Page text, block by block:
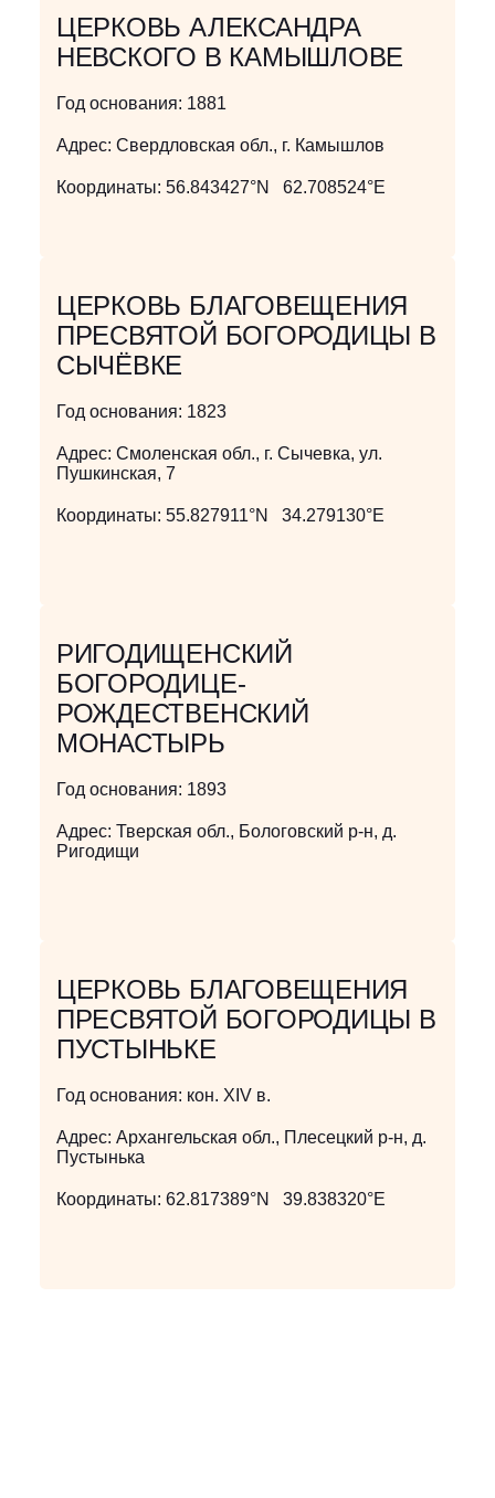
ЦЕРКОВЬ АЛЕКСАНДРА
НЕВСКОГО В КАМЫШЛОВЕ
Год основания: 1881
Адрес: Свердловская обл., г. Камышлов
Координаты: 56.843427°N 62.708524°E
ЦЕРКОВЬ БЛАГОВЕЩЕНИЯ
ПРЕСВЯТОЙ БОГОРОДИЦЫ В
СЫЧЁВКЕ
Год основания: 1823
Адрес: Смоленская обл., г. Сычевка, ул.
Пушкинская, 7
Координаты: 55.827911°N 34.279130°E
РИГОДИЩЕНСКИЙ
БОГОРОДИЦЕ-
РОЖДЕСТВЕНСКИЙ
МОНАСТЫРЬ
Год основания: 1893
Адрес: Тверская обл., Бологовский р-н, д.
Ригодищи
ЦЕРКОВЬ БЛАГОВЕЩЕНИЯ
ПРЕСВЯТОЙ БОГОРОДИЦЫ В
ПУСТЫНЬКЕ
Год основания: кон. XIV в.
Адрес: Архангельская обл., Плесецкий р-н, д.
Пустынька
Координаты: 62.817389°N 39.838320°E